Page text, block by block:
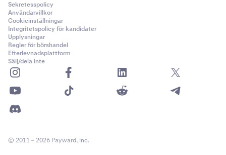
Sekretesspolicy
Användarvillkor
Cookieinställningar
Integritetspolicy för kandidater
Upplysningar
Regler för börshandel
Efterlevnadsplattform
Sälj/dela inte
© 2011 – 2026 Payward, Inc.